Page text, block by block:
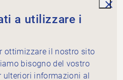
a utilizzare i
ottimizzare il nostro sito
bisogno del vostro
ulteriori informazioni al